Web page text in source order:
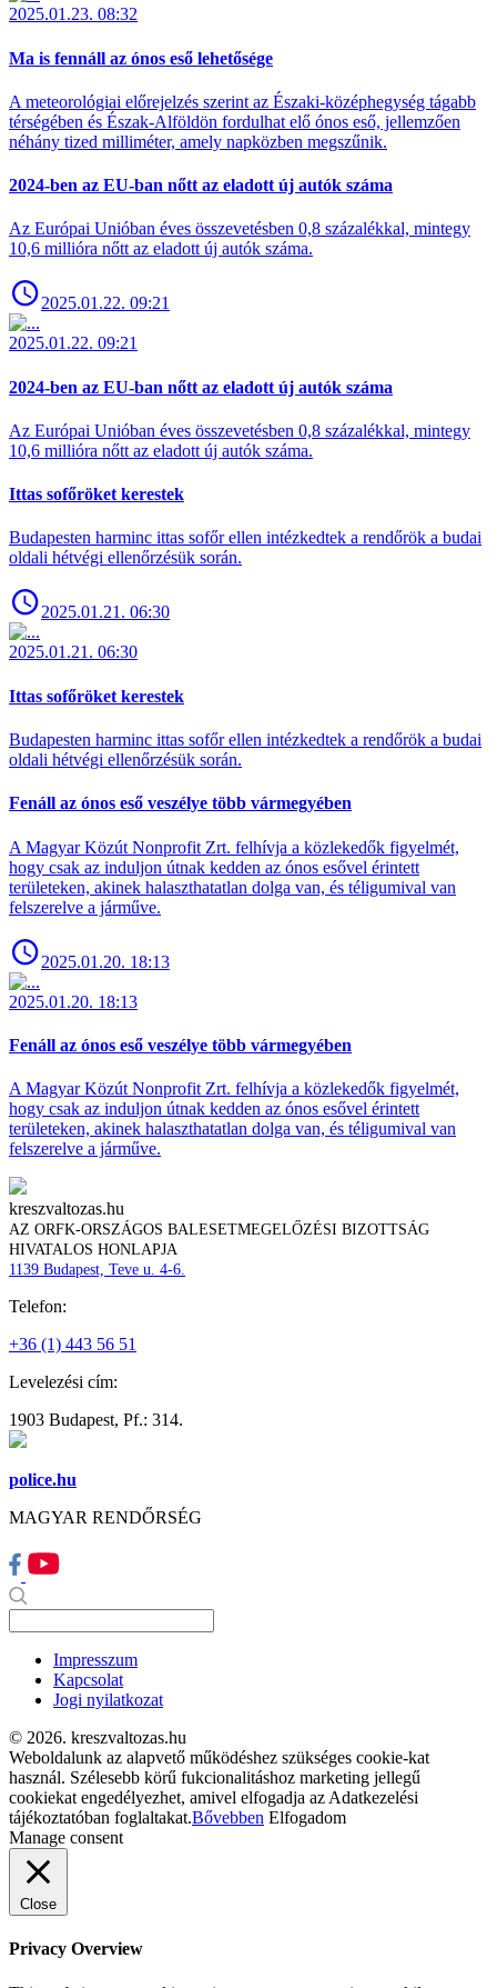
2025.01.23. 08:32
Ma is fennáll az ónos eső lehetősége
A meteorológiai előrejelzés szerint az Északi-középhegység tágabb
térségében és Észak-Alföldön fordulhat elő ónos eső, jellemzően
néhány tized milliméter, amely napközben megszűnik.
2024-ben az EU-ban nőtt az eladott új autók száma
Az Európai Unióban éves összevetésben 0,8 százalékkal, mintegy
10,6 millióra nőtt az eladott új autók száma.
2025.01.22. 09:21
2025.01.22. 09:21
2024-ben az EU-ban nőtt az eladott új autók száma
Az Európai Unióban éves összevetésben 0,8 százalékkal, mintegy
10,6 millióra nőtt az eladott új autók száma.
Ittas sofőröket kerestek
Budapesten harminc ittas sofőr ellen intézkedtek a rendőrök a budai
oldali hétvégi ellenőrzésük során.
2025.01.21. 06:30
2025.01.21. 06:30
Ittas sofőröket kerestek
Budapesten harminc ittas sofőr ellen intézkedtek a rendőrök a budai
oldali hétvégi ellenőrzésük során.
Fenáll az ónos eső veszélye több vármegyében
A Magyar Közút Nonprofit Zrt. felhívja a közlekedők figyelmét,
hogy csak az induljon útnak kedden az ónos esővel érintett
területeken, akinek halaszthatatlan dolga van, és téligumival van
felszerelve a járműve.
2025.01.20. 18:13
2025.01.20. 18:13
Fenáll az ónos eső veszélye több vármegyében
A Magyar Közút Nonprofit Zrt. felhívja a közlekedők figyelmét,
hogy csak az induljon útnak kedden az ónos esővel érintett
területeken, akinek halaszthatatlan dolga van, és téligumival van
felszerelve a járműve.
kreszvaltozas.hu
AZ ORFK-ORSZÁGOS BALESETMEGELŐZÉSI BIZOTTSÁG
HIVATALOS HONLAPJA
1139 Budapest, Teve u. 4-6.
Telefon:
+36 (1) 443 56 51
Levelezési cím:
1903 Budapest, Pf.: 314.
police.hu
MAGYAR RENDŐRSÉG
Impresszum
Kapcsolat
Jogi nyilatkozat
© 2026. kreszvaltozas.hu
Weboldalunk az alapvető működéshez szükséges cookie-kat
használ. Szélesebb körű fukcionalitáshoz marketing jellegű
cookiekat engedélyezhet, amivel elfogadja az Adatkezelési
tájékoztatóban foglaltakat.Bővebben Elfogadom
Manage consent
Close
Privacy Overview